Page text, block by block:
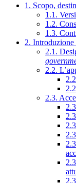
1. Scopo,
1.1.
1.2.
1.3.
2.
2.1.
2.2.
2.3.